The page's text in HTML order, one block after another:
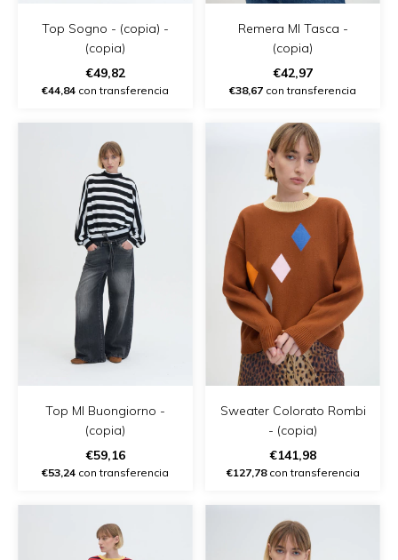
Top Sogno - (copia) -
(copia)
€49,82
€44,84 con transferencia
Remera Ml Tasca -
(copia)
€42,97
€38,67 con transferencia
Top Ml Buongiorno -
(copia)
€59,16
€53,24 con transferencia
Sweater Colorato Rombi
- (copia)
€141,98
€127,78con transferencia